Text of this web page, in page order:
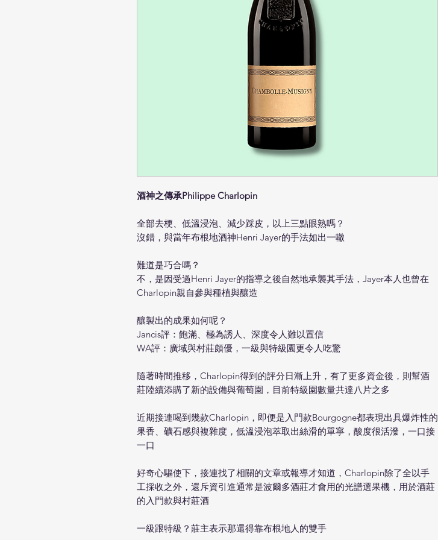
酒神之傳承Philippe Charlopin
全部去梗、低溫浸泡、減少踩皮，以上三點眼熟嗎？
沒錯，與當年布根地酒神Henri Jayer的手法如出一轍
難道是巧合嗎？
不，是因受過Henri Jayer的指導之後自然地承襲其手法，Jayer本人也曾在
Charlopin親自參與種植與釀造
釀製出的成果如何呢？
Jancis評：飽滿、極為誘人、深度令人難以置信
WA評：廣域與村莊頗優，一級與特級園更令人吃驚
隨著時間推移，Charlopin得到的評分日漸上升，有了更多資金後，則幫酒
莊陸續添購了新的設備與葡萄園，目前特級園數量共達八片之多
近期接連喝到幾款Charlopin，即便是入門款Bourgogne都表現出具爆炸性的
果香、礦石感與複雜度，低溫浸泡萃取出絲滑的單寧，酸度很活潑，一口接
一口
好奇心驅使下，接連找了相關的文章或報導才知道，Charlopin除了全以手
工採收之外，還斥資引進通常是波爾多酒莊才會用的光譜選果機，用於酒莊
的入門款與村莊酒
一級跟特級？莊主表示那還得靠布根地人的雙手